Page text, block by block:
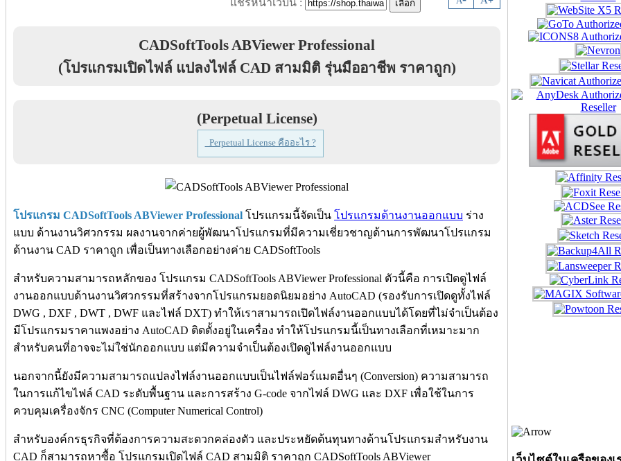
แชร์หน้าเว็บนี้ :
CADSoftTools ABViewer Professional
(โปรแกรมเปิดไฟล์ แปลงไฟล์ CAD สามมิติ รุ่นมืออาชีพ ราคาถูก)
(Perpetual License)
Perpetual License คืออะไร ?
โปรแกรม CADSoftTools ABViewer Professional โปรแกรมนี้จัดเป็น โปรแกรมด้านงานออกแบบ ร่าง
แบบ ด้านงานวิศวกรรม ผลงานจากค่ายผู้พัฒนาโปรแกรมที่มีความเชี่ยวชาญด้านการพัฒนาโปรแกรม
ด้านงาน CAD ราคาถูก เพื่อเป็นทางเลือกอย่างค่าย CADSoftTools
สำหรับความสามารถหลักของ โปรแกรม CADSoftTools ABViewer Professional ตัวนี้คือ การเปิดดูไฟล์
งานออกแบบด้านงานวิศวกรรมที่สร้างจากโปรแกรมยอดนิยมอย่าง AutoCAD (รองรับการเปิดดูทั้งไฟล์
DWG , DXF , DWT , DWF และไฟล์ DXT) ทำให้เราสามารถเปิดไฟล์งานออกแบบได้โดยที่ไม่จำเป็นต้อง
มีโปรแกรมราคาแพงอย่าง AutoCAD ติดตั้งอยู่ในเครื่อง ทำให้โปรแกรมนี้เป็นทางเลือกที่เหมาะมาก
สำหรับคนที่อาจจะไม่ใช่นักออกแบบ แต่มีความจำเป็นต้องเปิดดูไฟล์งานออกแบบ
นอกจากนี้ยังมีความสามารถแปลงไฟล์งานออกแบบเป็นไฟล์ฟอร์แมตอื่นๆ (Conversion) ความสามารถ
ในการแก้ไขไฟล์ CAD ระดับพื้นฐาน และการสร้าง G-code จากไฟล์ DWG และ DXF เพื่อใช้ในการ
ควบคุมเครื่องจักร CNC (Computer Numerical Control)
สำหรับองค์กรธุรกิจที่ต้องการความสะดวกคล่องตัว และประหยัดต้นทุนทางด้านโปรแกรมสำหรับงาน
CAD ก็สามารถหาซื้อ โปรแกรมเปิดไฟล์ CAD สามมิติ ราคาถูก CADSoftTools ABViewer